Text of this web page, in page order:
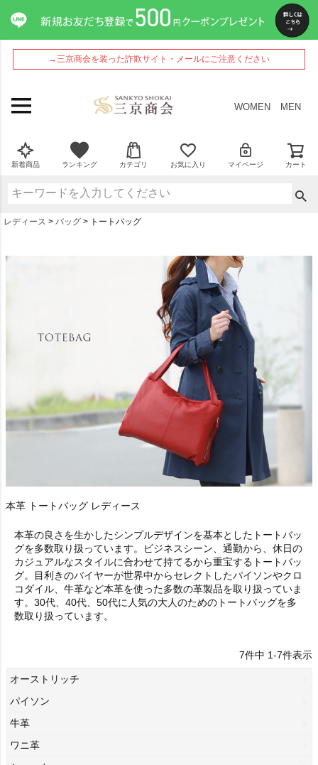
→三京商会を装った詐欺サイト・メールにご注意ください
WOMEN MEN
新着商品 ランキング カテゴリ お気に入り マイページ カート
レディース バッグ トートバッグ
本革 トートバッグ レディース
本革の良さを生かしたシンプルデザインを基本としたトートバッ
グを多数取り扱っています。ビジネスシーン、通勤から、休日の
カジュアルなスタイルに合わせて持てるから重宝するトートバッ
グ。目利きのバイヤーが世界中からセレクトしたパイソンやクロ
コダイル、牛革など本革を使った多数の革製品を取り扱っていま
す。30代、40代、50代に人気の大人のためのトートバッグを多
数取り扱っています。
7件中 1-7件表示
オーストリッチ
パイソン
牛革
ワニ革